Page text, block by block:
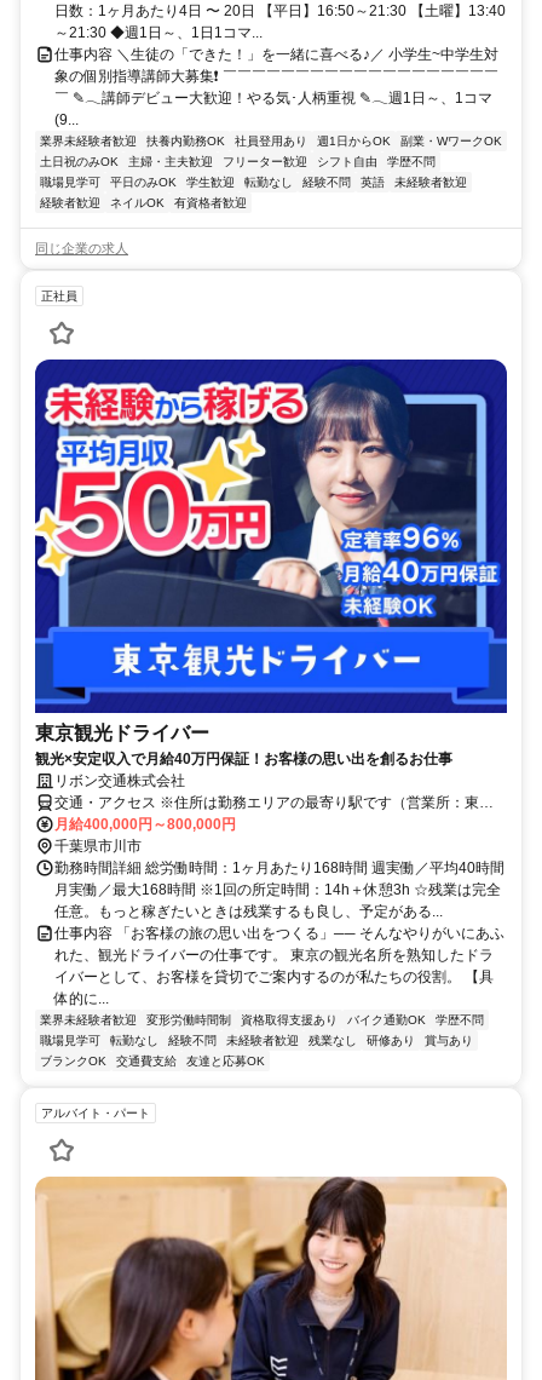
日数：1ヶ月あたり4日 〜 20日 【平日】16:50～21:30 【土曜】13:40
～21:30 ◆週1日～、1日1コマ...
仕事内容 ＼生徒の「できた！」を一緒に喜べる♪／ 小学生~中学生対
象の個別指導講師大募集❗ ￣￣￣￣￣￣￣￣￣￣￣￣￣￣￣￣￣￣￣
￣ ✎𓂃講師デビュー大歓迎！やる気･人柄重視 ✎𓂃週1日～、1コマ
(9...
業界未経験者歓迎 扶養内勤務OK 社員登用あり 週1日からOK
副業・WワークOK
土日祝のみOK
主婦・主夫歓迎 フリーター歓迎 シフト自由
学歴不問
職場見学可
平日のみOK 学生歓迎 転勤なし 経験不問 英語
未経験者歓迎
経験者歓迎
ネイルOK 有資格者歓迎
同じ企業の求人
正社員
東京観光ドライバー
観光×安定収入で月給40万円保証！お客様の思い出を創るお仕事
リボン交通株式会社
交通・アクセス ※住所は勤務エリアの最寄り駅です（営業所：東京
都江東区千石1-9-8）
月給400,000円～800,000円
千葉県市川市
勤務時間詳細 総労働時間：1ヶ月あたり168時間 週実働／平均40時間
月実働／最大168時間 ※1回の所定時間：14h＋休憩3h ☆残業は完全
任意。もっと稼ぎたいときは残業するも良し、予定がある...
仕事内容 「お客様の旅の思い出をつくる」── そんなやりがいにあふ
れた、観光ドライバーの仕事です。 東京の観光名所を熟知したドラ
イバーとして、お客様を貸切でご案内するのが私たちの役割。 【具
体的に...
業界未経験者歓迎 変形労働時間制 資格取得支援あり バイク通勤OK
学歴不問
職場見学可
転勤なし 経験不問 未経験者歓迎 残業なし 研修あり
賞与あり
ブランクOK
交通費支給 友達と応募OK
アルバイト・パート